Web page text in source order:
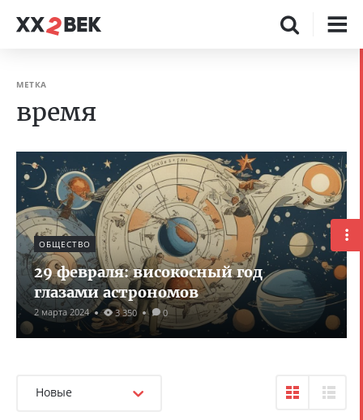
МЕТКА
время
ОБЩЕСТВО
29 февраля: високосный год
глазами астрономов
2 марта 2024 3 350 0
Новые